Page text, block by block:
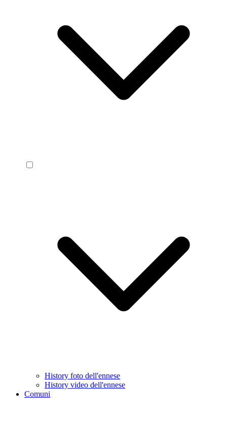
History foto dell'ennese
History video dell'ennese
Comuni